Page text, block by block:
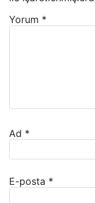
Yorum *
Ad *
E-posta *